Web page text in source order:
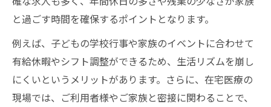
と過ごす時間を確保するポイントとなります。
例えば、子どもの学校行事や家族のイベントに合わせて
有給休暇やシフト調整ができるため、生活リズムを崩し
にくいというメリットがあります。さらに、在宅医療の
現場では、ご利用者様やご家族と密接に関わることで、